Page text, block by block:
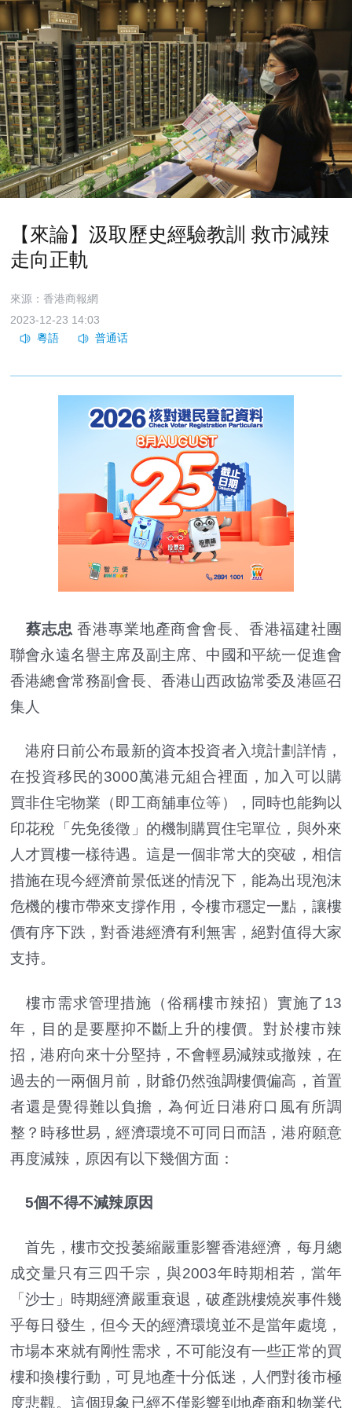
【來論】汲取歷史經驗教訓 救市減辣
走向正軌
來源：香港商報網
2023-12-23 14:03
蔡志忠 香港專業地產商會會長、香港福建社團
聯會永遠名譽主席及副主席、中國和平統一促進會
香港總會常務副會長、香港山西政協常委及港區召
集人
港府日前公布最新的資本投資者入境計劃詳情，
在投資移民的3000萬港元組合裡面，加入可以購
買非住宅物業（即工商舖車位等），同時也能夠以
印花稅「先免後徵」的機制購買住宅單位，與外來
人才買樓一樣待遇。這是一個非常大的突破，相信
措施在現今經濟前景低迷的情況下，能為出現泡沫
危機的樓市帶來支撐作用，令樓市穩定一點，讓樓
價有序下跌，對香港經濟有利無害，絕對值得大家
支持。
樓市需求管理措施（俗稱樓市辣招）實施了13
年，目的是要壓抑不斷上升的樓價。對於樓市辣
招，港府向來十分堅持，不會輕易減辣或撤辣，在
過去的一兩個月前，財爺仍然強調樓價偏高，首置
者還是覺得難以負擔，為何近日港府口風有所調
整？時移世易，經濟環境不可同日而語，港府願意
再度減辣，原因有以下幾個方面：
5個不得不減辣原因
首先，樓市交投萎縮嚴重影響香港經濟，每月總
成交量只有三四千宗，與2003年時期相若，當年
「沙士」時期經濟嚴重衰退，破產跳樓燒炭事件幾
乎每日發生，但今天的經濟環境並不是當年處境，
市場本來就有剛性需求，不可能沒有一些正常的買
樓和換樓行動，可見地產十分低迷，人們對後市極
度悲觀。這個現象已經不僅影響到地產商和物業代